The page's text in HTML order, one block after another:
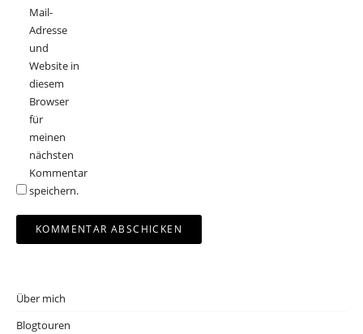
Mail-
Adresse
und
Website in
diesem
Browser
für
meinen
nächsten
Kommentar
speichern.
Über mich
Blogtouren